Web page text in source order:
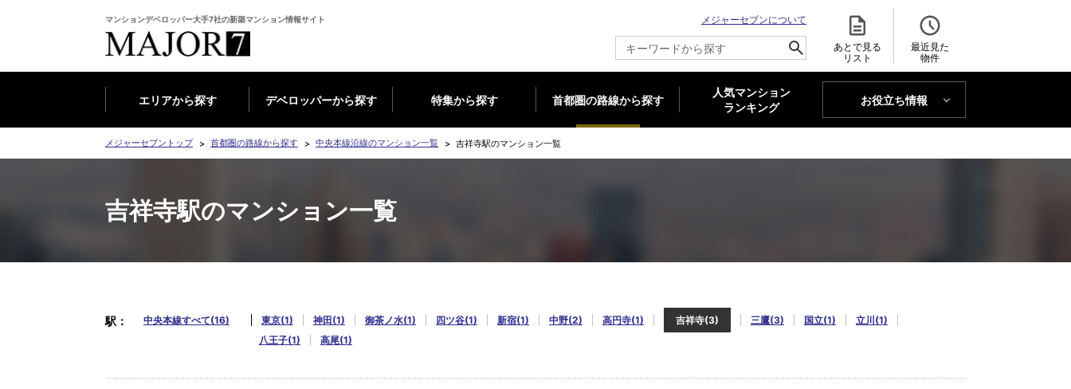
マンションデベロッパー大手7社の新築マンション情報サイト
メジャーセブンについて
あとで見る
リスト
最近見た
物件
エリアから探す デベロッパーから探す 特集から探す 首都圏の路線から探す
人気マンション
ランキング
お役立ち情報
MAJOR'S BLOG
メジャーセブントップ 首都圏の路線から探す 中央本線沿線のマンション一覧 吉祥寺駅のマンション一覧
吉祥寺駅のマンション一覧
駅 中央本線すべて(16) 東京(1) 神田(1) 御茶ノ水(1) 四ツ谷(1) 新宿(1) 中野(2) 高円寺(1) 吉祥寺(3) 三鷹(3) 国立(1)
立川(1)
八王子(1)
高尾(1)